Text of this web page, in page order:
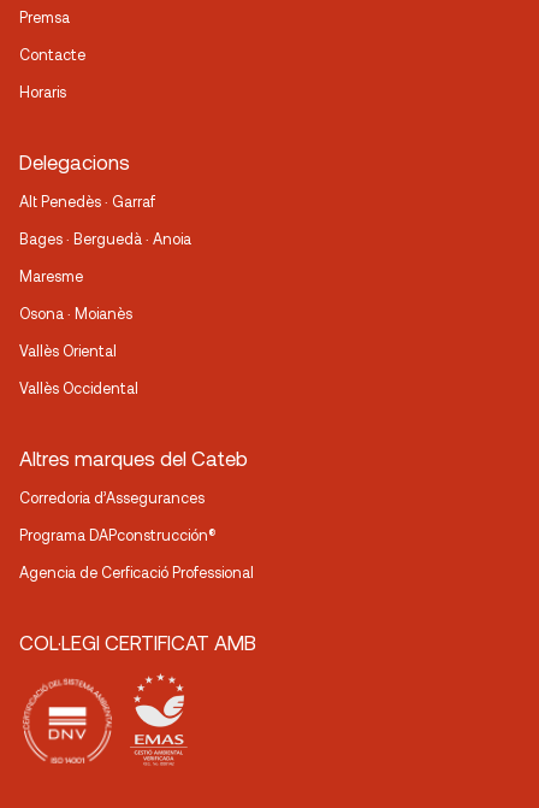
Premsa
Contacte
Horaris
Delegacions
Alt Penedès · Garraf
Bages · Berguedà · Anoia
Maresme
Osona · Moianès
Vallès Oriental
Vallès Occidental
Altres marques del Cateb
Corredoria d’Assegurances
Programa DAPconstrucción®
Agencia de Cerficació Professional
COL·LEGI CERTIFICAT AMB